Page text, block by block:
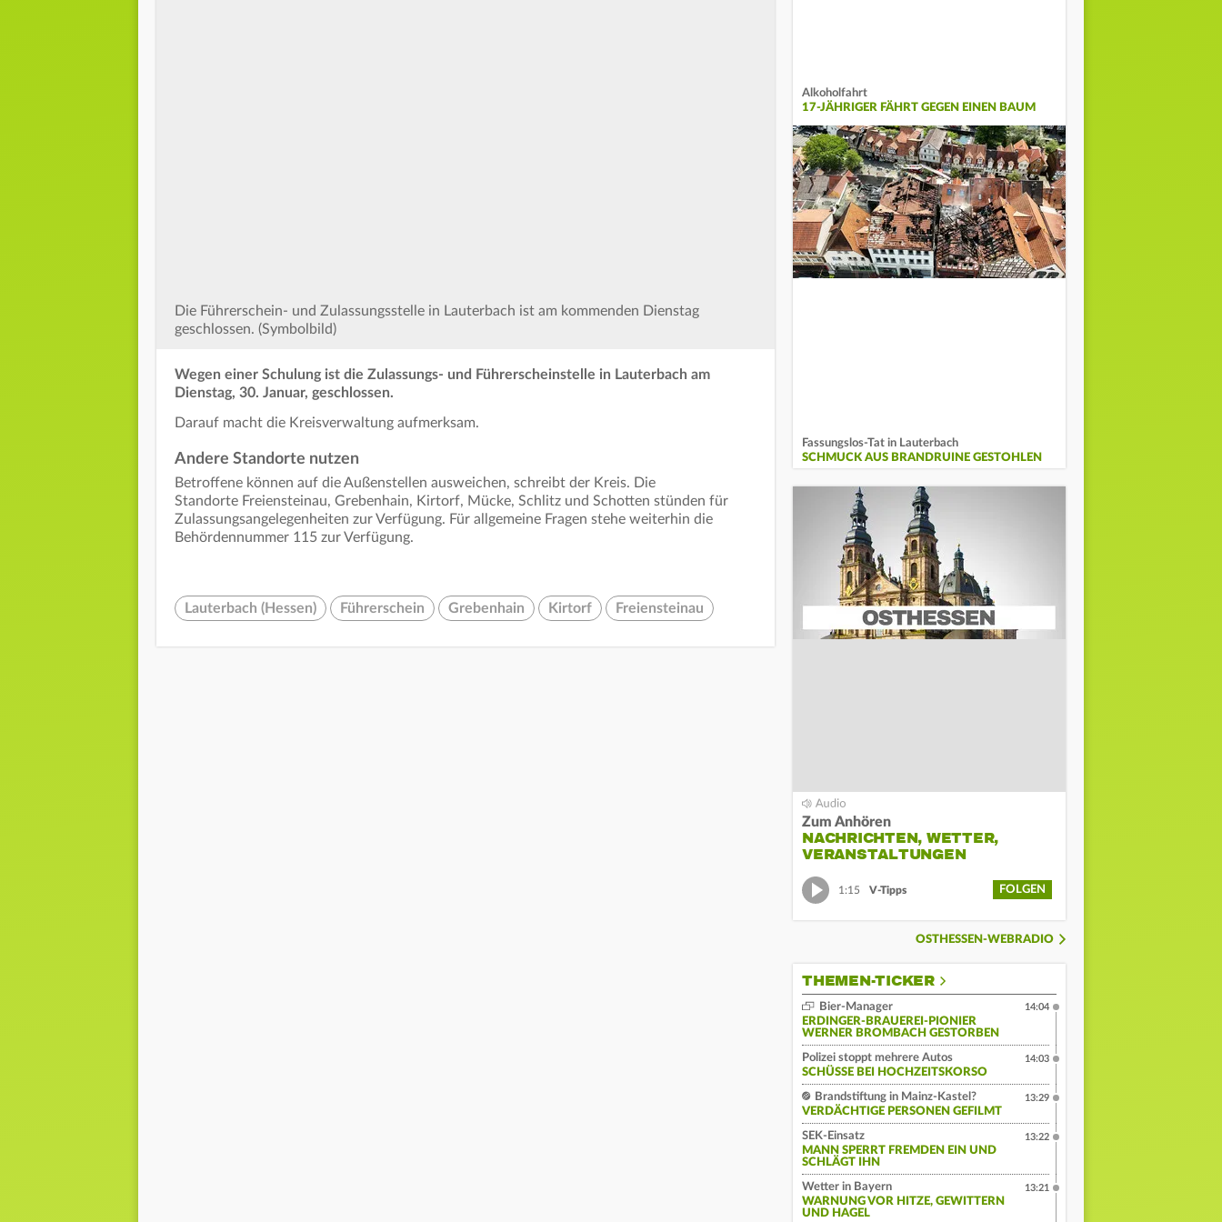
Die Führerschein- und Zulassungsstelle in Lauterbach ist am kommenden Dienstag
geschlossen. (Symbolbild)
Wegen einer Schulung ist die Zulassungs- und Führerscheinstelle in Lauterbach am
Dienstag, 30. Januar, geschlossen.
Darauf macht die Kreisverwaltung aufmerksam.
Andere Standorte nutzen
Betroffene können auf die Außenstellen ausweichen, schreibt der Kreis. Die
Standorte Freiensteinau, Grebenhain, Kirtorf, Mücke, Schlitz und Schotten stünden für
Zulassungsangelegenheiten zur Verfügung. Für allgemeine Fragen stehe weiterhin die
Behördennummer 115 zur Verfügung.
Lauterbach (Hessen) Führerschein Grebenhain Kirtorf Freiensteinau
Alkoholfahrt
17-JÄHRIGER FÄHRT GEGEN EINEN BAUM
Fassungslos-Tat in Lauterbach
SCHMUCK AUS BRANDRUINE GESTOHLEN
Zum Anhören
NACHRICHTEN, WETTER,
VERANSTALTUNGEN
1:15 V-Tipps FOLGEN
OSTHESSEN-WEBRADIO
THEMEN-TICKER
Bier-Manager
ERDINGER-BRAUEREI-PIONIER
WERNER BROMBACH GESTORBEN
14:04
Polizei stoppt mehrere Autos
SCHÜSSE BEI HOCHZEITSKORSO
14:03
Brandstiftung in Mainz-Kastel?
VERDÄCHTIGE PERSONEN GEFILMT
13:29
SEK-Einsatz
MANN SPERRT FREMDEN EIN UND
SCHLÄGT IHN
13:22
Wetter in Bayern
WARNUNG VOR HITZE, GEWITTERN
UND HAGEL
13:21